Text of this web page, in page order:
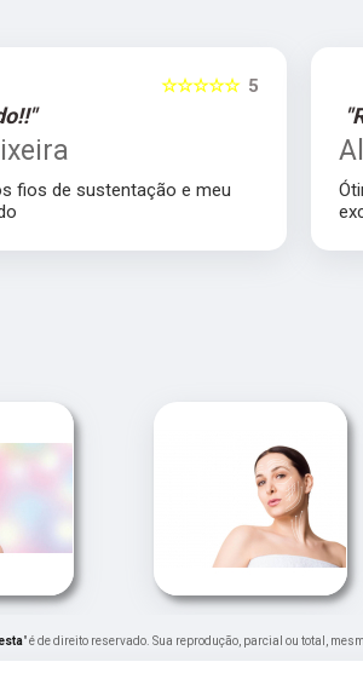
5
☆☆☆☆☆
fios de sustentação e meu
" é de direito reservado. Sua reprodução, parcial ou total,